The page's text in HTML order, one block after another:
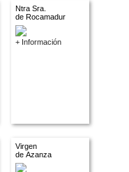
Ntra Sra.
de Rocamadur
+ Información
Virgen
de Azanza